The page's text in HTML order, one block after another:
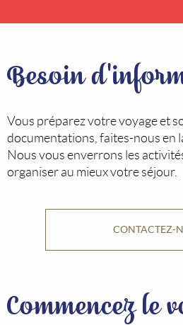
Besoin
Vous préparez votre voyage et
documentations, faites-nous en
Nous vous enverrons les
organiser au mieux votre séjour.
CONTACTEZ-
Commencez le